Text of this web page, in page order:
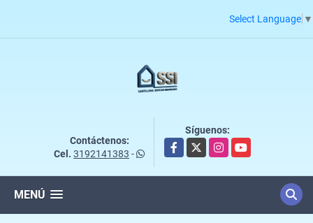
Select Language ▼
Contáctenos:
Cel. 3192141383 -
Síguenos:
Facebook
X InstagramYouTube
MENÚ